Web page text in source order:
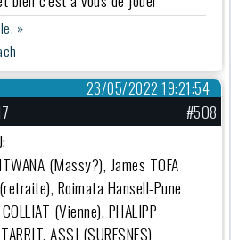
»
23/05/2022 19:21:54
#508
(Massy?), James TOFA
Roimata Hansell-Pune
(Vienne), PHALIPP
ASSI (SURESNES)